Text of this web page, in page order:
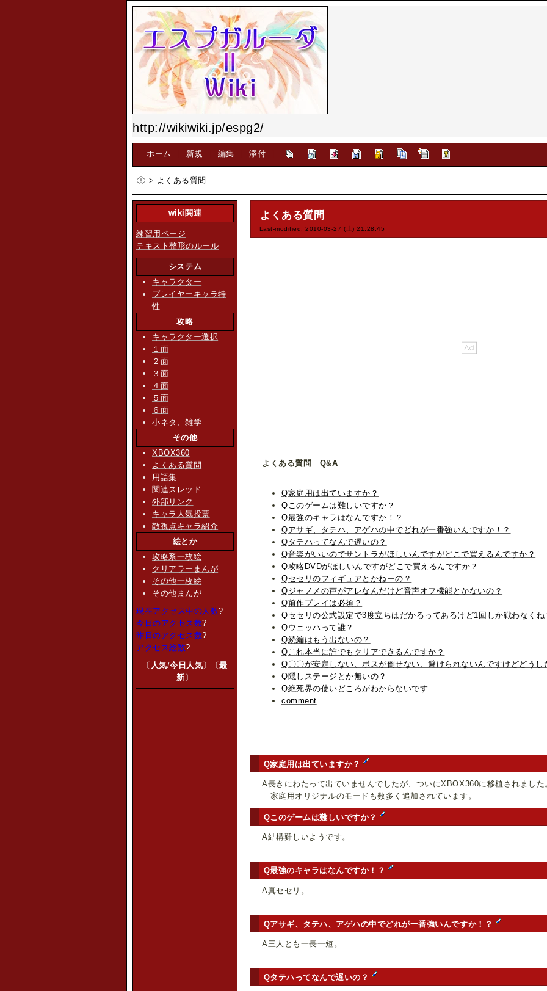
http://wikiwiki.jp/espg2/
ホーム 新規 編集 添付
> よくある質問
よくある質問
Last-modified: 2010-03-27 (土) 21:28:45
よくある質問 Q&A
Q家庭用は出ていますか？
Qこのゲームは難しいですか？
Q最強のキャラはなんですか！？
Qアサギ、タテハ、アゲハの中でどれが一番強いんですか！？
Qタテハってなんで遅いの？
Q音楽がいいのでサントラがほしいんですがどこで買えるんですか？
Q攻略DVDがほしいんですがどこで買えるんですか？
Qセセリのフィギュアとかねーの？
Qジャノメの声がアレなんだけど音声オフ機能とかないの？
Q前作プレイは必須？
Qセセリの公式設定で3度立ちはだかるってあるけど1回しか戦わなくね
Qウェッハって誰？
Q続編はもう出ないの？
Qこれ本当に誰でもクリアできるんですか？
Q〇〇が安定しない、ボスが倒せない、避けられないんですけどどうし
Q隠しステージとか無いの？
Q絶死界の使いどころがわからないです
comment
Q家庭用は出ていますか？
A長きにわたって出ていませんでしたが、ついにXBOX360に移植されました
家庭用オリジナルのモードも数多く追加されています。
Qこのゲームは難しいですか？
A結構難しいようです。
Q最強のキャラはなんですか！？
A真セセリ。
Qアサギ、タテハ、アゲハの中でどれが一番強いんですか！？
A三人とも一長一短。
Qタテハってなんで遅いの？
wiki関連
練習用ページ
テキスト整形のルール
システム
キャラクター
プレイヤーキャラ特
性
攻略
キャラクター選択
１面
２面
３面
４面
５面
６面
小ネタ、雑学
その他
XBOX360
よくある質問
用語集
関連スレッド
外部リンク
キャラ人気投票
敵視点キャラ紹介
絵とか
攻略系一枚絵
クリアラーまんが
その他一枚絵
その他まんが
現在アクセス中の人数?
今日のアクセス数?
昨日のアクセス数?
アクセス総数?
〔 人気/今日人気〕〔最
新 〕